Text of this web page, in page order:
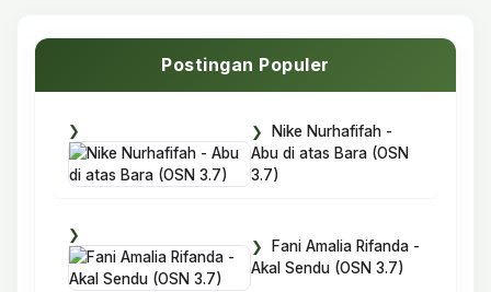
Postingan Populer
Nike Nurhafifah -
Abu di atas Bara (OSN
3.7)
Fani Amalia Rifanda -
Akal Sendu (OSN 3.7)